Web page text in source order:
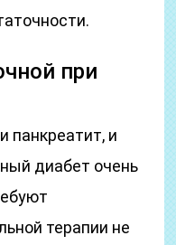
при
панкреатит, и
диабет очень
терапии не